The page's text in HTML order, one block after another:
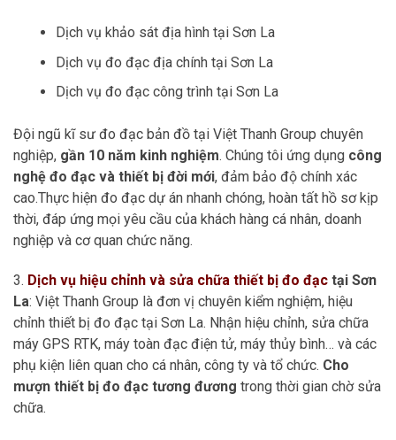
Dịch vụ khảo sát địa hình tại Sơn La
Dịch vụ đo đạc địa chính tại Sơn La
Dịch vụ đo đạc công trình tại Sơn La
Đội ngũ kĩ sư đo đạc bản đồ tại Việt Thanh Group chuyên
nghiệp, gần 10 năm kinh nghiệm. Chúng tôi ứng dụng công
nghệ đo đạc và thiết bị đời mới, đảm bảo độ chính xác
cao.Thực hiện đo đạc dự án nhanh chóng, hoàn tất hồ sơ kịp
thời, đáp ứng mọi yêu cầu của khách hàng cá nhân, doanh
nghiệp và cơ quan chức năng.
3. Dịch vụ hiệu chỉnh và sửa chữa thiết bị đo đạc tại Sơn
La: Việt Thanh Group là đơn vị chuyên kiểm nghiệm, hiệu
chỉnh thiết bị đo đạc tại Sơn La. Nhận hiệu chỉnh, sửa chữa
máy GPS RTK, máy toàn đạc điện tử, máy thủy bình… và các
phụ kiện liên quan cho cá nhân, công ty và tổ chức. Cho
mượn thiết bị đo đạc tương đương trong thời gian chờ sửa
chữa.